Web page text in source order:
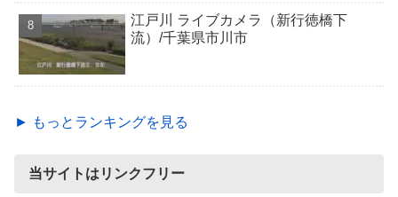
江戸川 ライブカメラ（新行徳橋下
流）/千葉県市川市
► もっとランキングを見る
当サイトはリンクフリー